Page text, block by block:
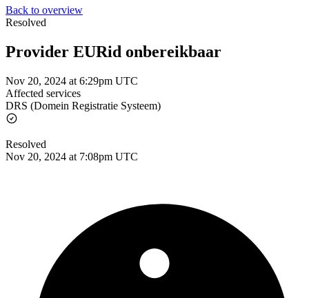
Back to overview
Resolved
Provider EURid onbereikbaar
Nov 20, 2024 at 6:29pm UTC
Affected services
DRS (Domein Registratie Systeem)
Resolved
Nov 20, 2024 at 7:08pm UTC